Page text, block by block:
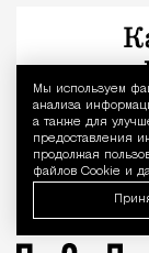
Мы используем
анализа
а также для
предоставления
продолжая
файлов Cookie и
назначил
Обжаловать
По словам
которые
Владельцев